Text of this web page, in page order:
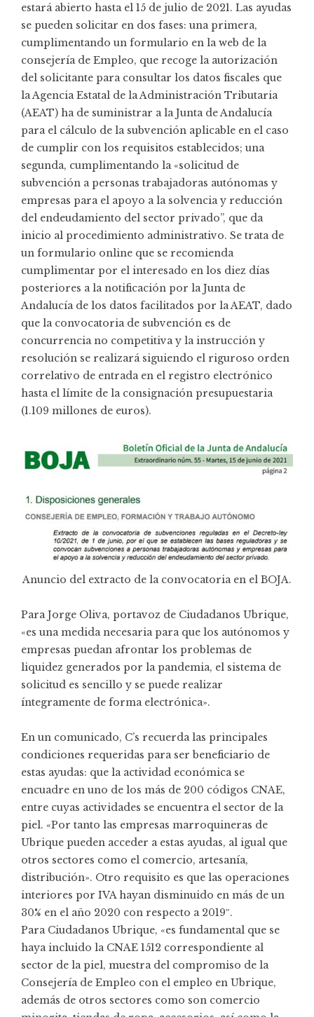
estará abierto hasta el 15 de julio de 2021. Las ayudas
se pueden solicitar en dos fases: una primera,
cumplimentando un formulario en la web de la
consejería de Empleo, que recoge la autorización
del solicitante para consultar los datos fiscales que
la Agencia Estatal de la Administración Tributaria
(AEAT) ha de suministrar a la Junta de Andalucía
para el cálculo de la subvención aplicable en el caso
de cumplir con los requisitos establecidos; una
segunda, cumplimentando la «solicitud de
subvención a personas trabajadoras autónomas y
empresas para el apoyo a la solvencia y reducción
del endeudamiento del sector privado”, que da
inicio al procedimiento administrativo. Se trata de
un formulario online que se recomienda
cumplimentar por el interesado en los diez días
posteriores a la notificación por la Junta de
Andalucía de los datos facilitados por la AEAT, dado
que la convocatoria de subvención es de
concurrencia no competitiva y la instrucción y
resolución se realizará siguiendo el riguroso orden
correlativo de entrada en el registro electrónico
hasta el límite de la consignación presupuestaria
(1.109 millones de euros).
Anuncio del extracto de la convocatoria en el BOJA.
Para Jorge Oliva, portavoz de Ciudadanos Ubrique,
«es una medida necesaria para que los autónomos y
empresas puedan afrontar los problemas de
liquidez generados por la pandemia, el sistema de
solicitud es sencillo y se puede realizar
íntegramente de forma electrónica».
En un comunicado, C’s recuerda las principales
condiciones requeridas para ser beneficiario de
estas ayudas: que la actividad económica se
encuadre en uno de los más de 200 códigos CNAE,
entre cuyas actividades se encuentra el sector de la
piel. «Por tanto las empresas marroquineras de
Ubrique pueden acceder a estas ayudas, al igual que
otros sectores como el comercio, artesanía,
distribución». Otro requisito es que las operaciones
interiores por IVA hayan disminuido en más de un
30% en el año 2020 con respecto a 2019″.
Para Ciudadanos Ubrique, «es fundamental que se
haya incluido la CNAE 1512 correspondiente al
sector de la piel, muestra del compromiso de la
Consejería de Empleo con el empleo en Ubrique,
además de otros sectores como son comercio